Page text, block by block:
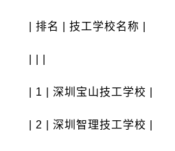
| 排名 | 技工学校名称 |
| 1 | 深圳宝山技工学校 |
| 2 | 深圳智理技工学校 |